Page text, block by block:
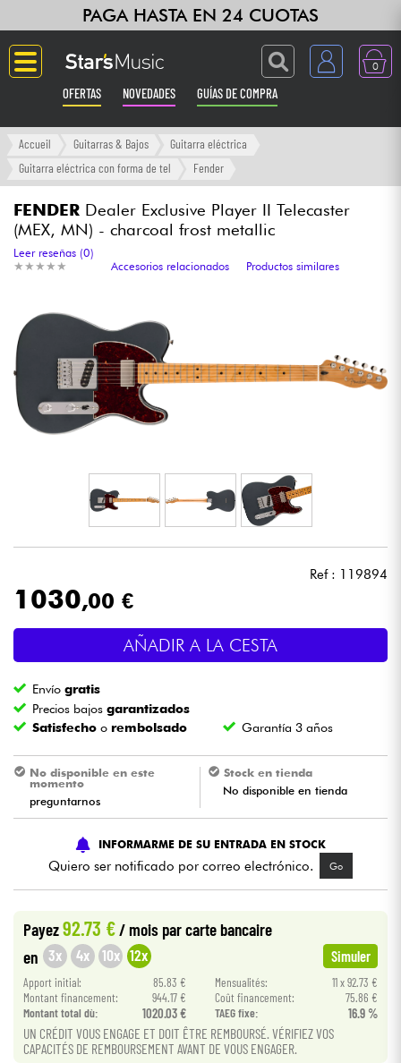
PAGA HASTA EN 24 CUOTAS
0
OFERTAS NOVEDADES GUÍAS DE COMPRA
Langue
Ampli & Efectos
Sintetizadores & samplers
Grabación
Auriculares
Luces
Batería y percusión
Vientos
Niños
Cables & Acces.
HiFi
Bundle
Ver nuestras marcas
Accueil Guitarras & Bajos
Guitarra eléctrica
Guitarra eléctrica con forma de tel
Fender
FENDER Dealer Exclusive Player II Telecaster
(MEX, MN) - charcoal frost metallic
★ ★ ★ ★ ★
★ ★ ★ ★ ★
Leer reseñas (0)
Accesorios relacionados
Productos similares
Ref : 119894
1030,00 €
AÑADIR A LA CESTA
Envíogratis
Precios bajosgarantizados
Satisfecho o rembolsado Garantía 3 años
No disponible en este
momento
preguntarnos
Stock en tienda
No disponible en tienda
INFORMARME DE SU ENTRADA EN STOCK
Quiero ser notificado por correo electrónico. Go
Payez92.73 € / mois par carte bancaire
en 3x 4x 10x 12x Simuler
Apport initial: 85.83 € Mensualités:
11 x 92.73 €
Montant financement:
944.17 € Coût financement:
75.86 €
Montant total dù:
1020.03 € TAEG fixe: 16.9 %
UN CRÉDIT VOUS ENGAGE ET DOIT ÊTRE REMBOURSÉ. VÉRIFIEZ VOS
CAPACITÉS DE REMBOURSEMENT AVANT DE VOUS ENGAGER.